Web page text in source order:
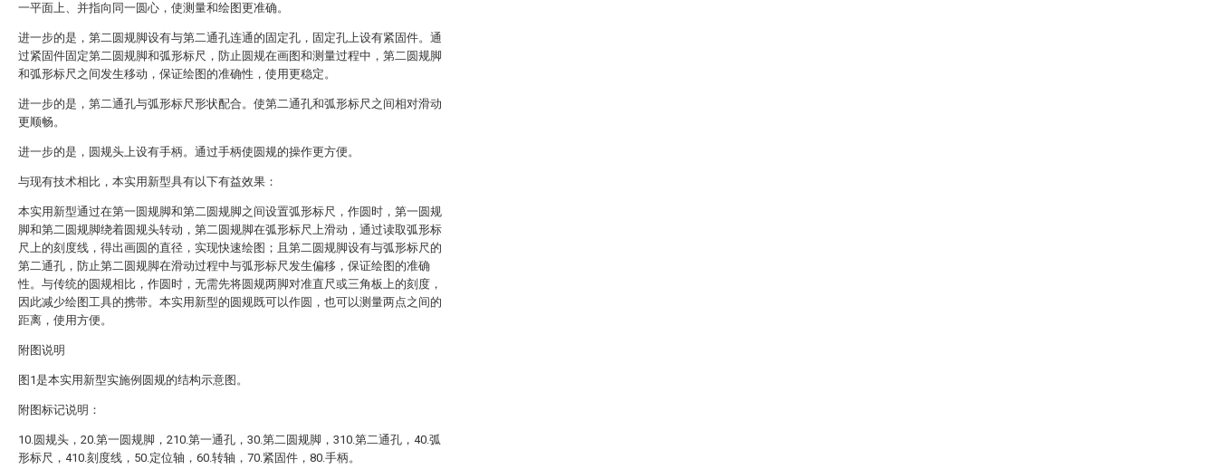
一平面上、并指向同一圆心，使测量和绘图更准确。
进一步的是，第二圆规脚设有与第二通孔连通的固定孔，固定孔上设有紧固件。通
过紧固件固定第二圆规脚和弧形标尺，防止圆规在画图和测量过程中，第二圆规脚
和弧形标尺之间发生移动，保证绘图的准确性，使用更稳定。
进一步的是，第二通孔与弧形标尺形状配合。使第二通孔和弧形标尺之间相对滑动
更顺畅。
进一步的是，圆规头上设有手柄。通过手柄使圆规的操作更方便。
与现有技术相比，本实用新型具有以下有益效果：
本实用新型通过在第一圆规脚和第二圆规脚之间设置弧形标尺，作圆时，第一圆规
脚和第二圆规脚绕着圆规头转动，第二圆规脚在弧形标尺上滑动，通过读取弧形标
尺上的刻度线，得出画圆的直径，实现快速绘图；且第二圆规脚设有与弧形标尺的
第二通孔，防止第二圆规脚在滑动过程中与弧形标尺发生偏移，保证绘图的准确
性。与传统的圆规相比，作圆时，无需先将圆规两脚对准直尺或三角板上的刻度，
因此减少绘图工具的携带。本实用新型的圆规既可以作圆，也可以测量两点之间的
距离，使用方便。
附图说明
图1是本实用新型实施例圆规的结构示意图。
附图标记说明：
10.圆规头，20.第一圆规脚，210.第一通孔，30.第二圆规脚，310.第二通孔，40.弧
形标尺，410.刻度线，50.定位轴，60.转轴，70.紧固件，80.手柄。